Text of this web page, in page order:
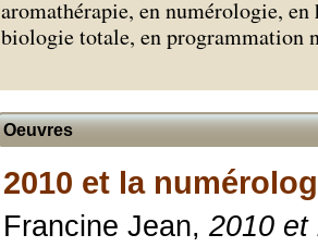
aromathérapie, en numérologie,
biologie totale, en programmation
Oeuvres
2010 et la
Francine Jean, 2010 et